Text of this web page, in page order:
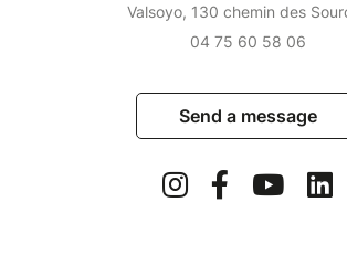
Valsoyo, 130 chemin des
04 75 60 58 06
Send a message